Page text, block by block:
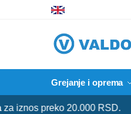
Grejanje i oprema
preko 20.000 RSD.